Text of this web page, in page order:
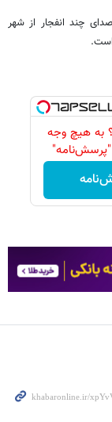
چند انفجار از شهر
به هیچ وجه